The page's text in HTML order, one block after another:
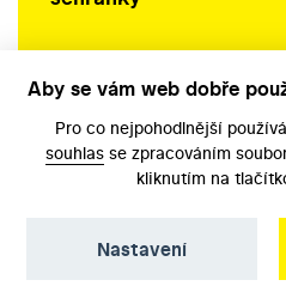
Aby se vám web dobře
Pro co nejpohodlnější
souhlas se zpracováním
kliknutím na
Nastavení